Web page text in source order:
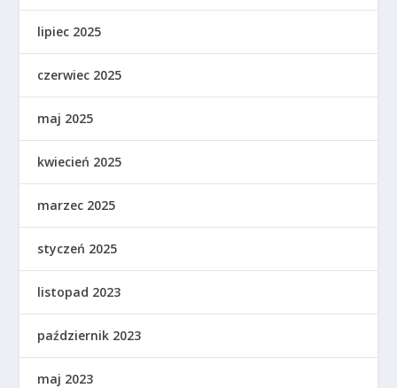
lipiec 2025
czerwiec 2025
maj 2025
kwiecień 2025
marzec 2025
styczeń 2025
listopad 2023
październik 2023
maj 2023